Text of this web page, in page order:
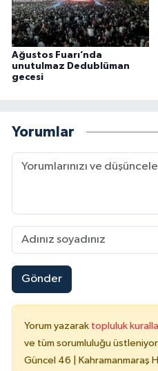
Ağustos Fuarı’nda
unutulmaz Dedublüman
gecesi
Yorumlar
Gönder
Yorum yazarak topluluk
ve tüm sorumluluğu
Güncel 46 | Kahramanmaraş